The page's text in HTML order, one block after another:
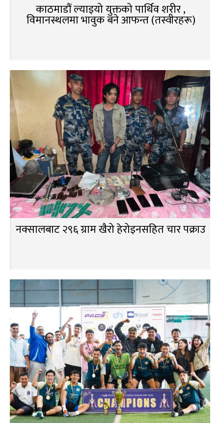
काठमाडौं ल्याइयो युक्तको पार्थिव शरीर ,
विमानस्थलमा भावुक बने आफन्त (तस्वीरहरू)
नक्सालबाट २९६ ग्राम खैरो हेरोइनसहित चार पक्राउ